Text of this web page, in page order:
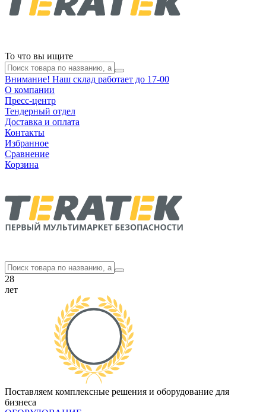
То что вы ищите
Внимание! Наш склад работает до 17-00
О компании
Пресс-центр
Тендерный отдел
Доставка и оплата
Контакты
Избранное
Сравнение
Корзина
28
лет
Поставляем комплексные решения и оборудование для
бизнеса